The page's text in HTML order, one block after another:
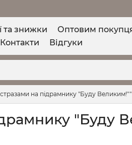
та знижки
Оптовим
Контакти Відгуки
стразами на підрамнику "Буду
"Буду